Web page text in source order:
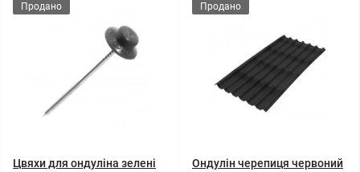
Продано
Цвяхи для ондуліна зелені
Продано
Ондулін черепиця червоний